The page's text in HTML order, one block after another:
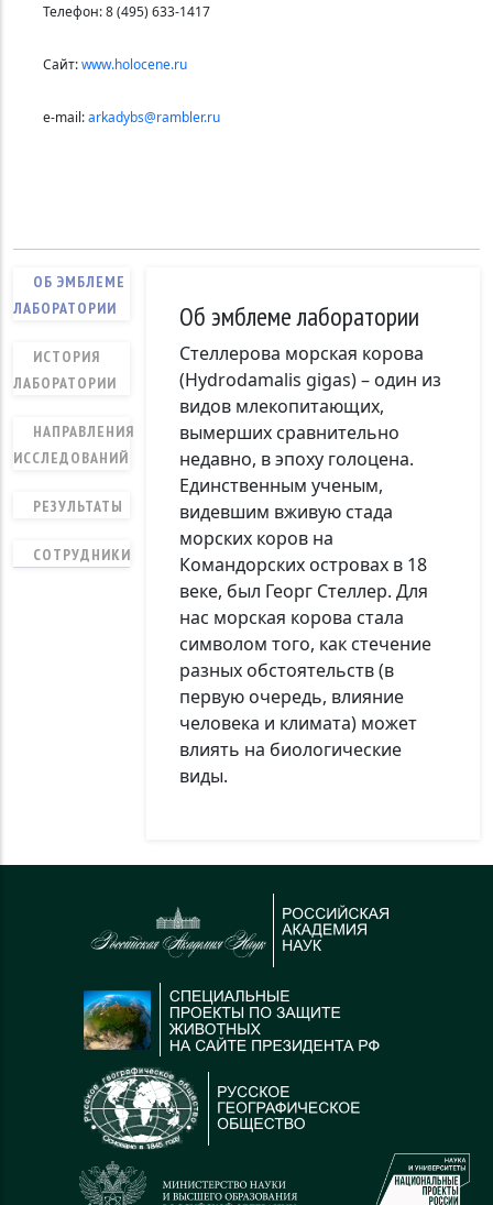
Телефон: 8 (495) 633-1417
Сайт:www.holocene.ru
e-mail:arkadybs@rambler.ru
ОБ ЭМБЛЕМЕ
ЛАБОРАТОРИИ
ИСТОРИЯ
ЛАБОРАТОРИИ
НАПРАВЛЕНИЯ
ИССЛЕДОВАНИЙ
РЕЗУЛЬТАТЫ
СОТРУДНИКИ
Об эмблеме лаборатории
Стеллерова морская корова
(Hydrodamalis gigas) – один из
видов млекопитающих,
вымерших сравнительно
недавно, в эпоху голоцена.
Единственным ученым,
видевшим вживую стада
морских коров на
Командорских островах в 18
веке, был Георг Стеллер. Для
нас морская корова стала
символом того, как стечение
разных обстоятельств (в
первую очередь, влияние
человека и климата) может
влиять на биологические
виды.